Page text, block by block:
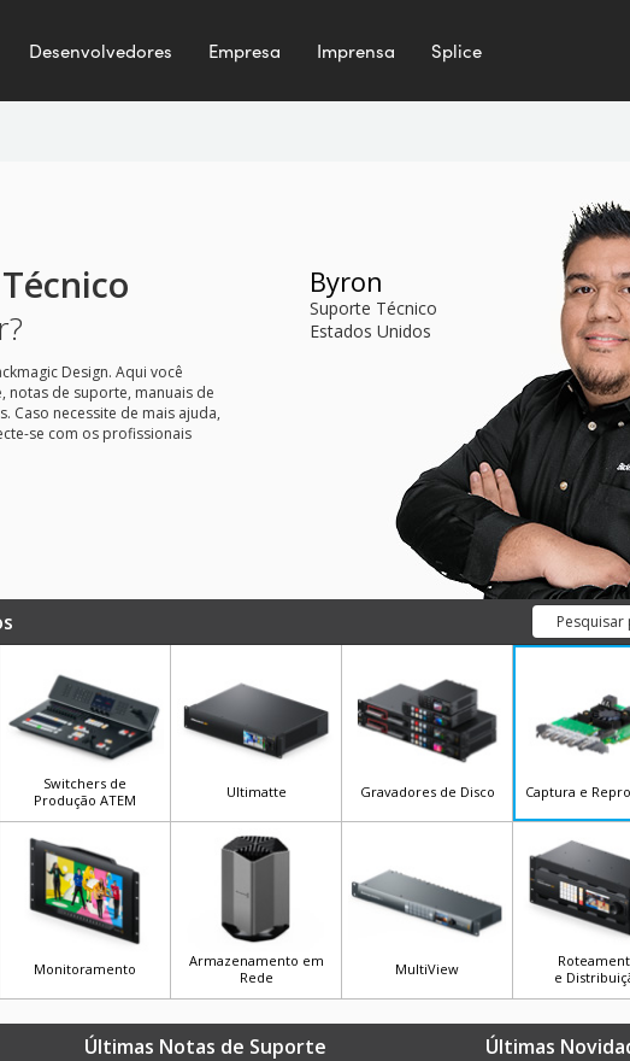
Desenvolvedores Empresa Imprensa Splice
Design. Aqui você
notas de suporte, manuais de
Caso necessite de mais ajuda,
se com os profissionais
Byron
Suporte Técnico
Estados Unidos
Switchers de
Produção ATEM
Ultimatte Gravadores de Disco Captura e
Monitoramento
Armazenamento em
Rede
MultiView
e
Últimas Notas de Suporte Últimas